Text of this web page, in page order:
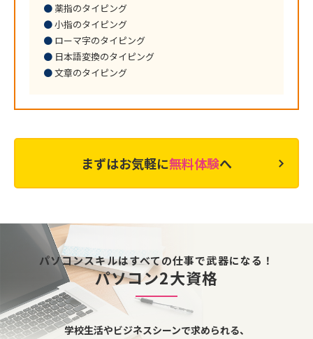
薬指のタイピング
小指のタイピング
ローマ字のタイピング
日本語変換のタイピング
文章のタイピング
まずはお気軽に無料体験へ
パソコンスキルはすべての仕事で武器になる！
パソコン2大資格
学校生活やビジネスシーンで求められる、